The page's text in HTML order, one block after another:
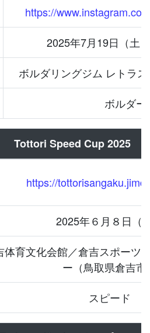
https://
2025年7月19日（土
ボルダリングジム レトラ
ボルダー
Tottori Speed Cup 2025
https://
2025年６⽉８⽇（
体育文化会館／倉吉スポーツ
ー（鳥取県倉吉市
スピード